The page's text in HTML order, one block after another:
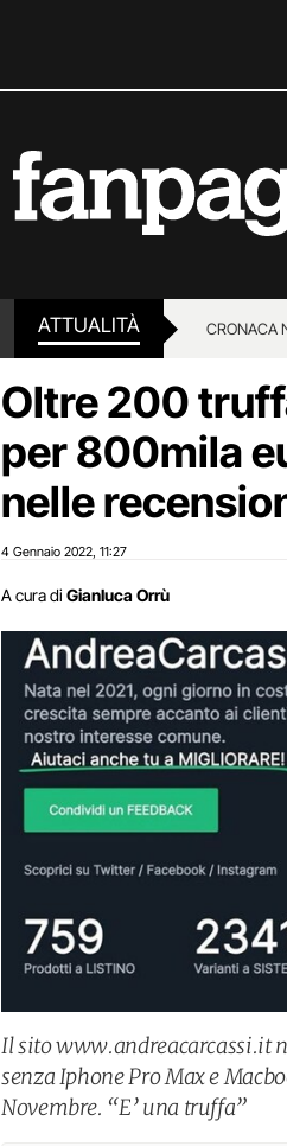
ATTUALITÀ CRONACA
LOTTO E
Oltre 200
per 800mila
nelle
4 Gennaio 2022 11:27
A cura di Gianluca Orrù
Il sito www.andreacarcassi.it
senza Iphone Pro Max e
Novembre. “E’ una truffa”